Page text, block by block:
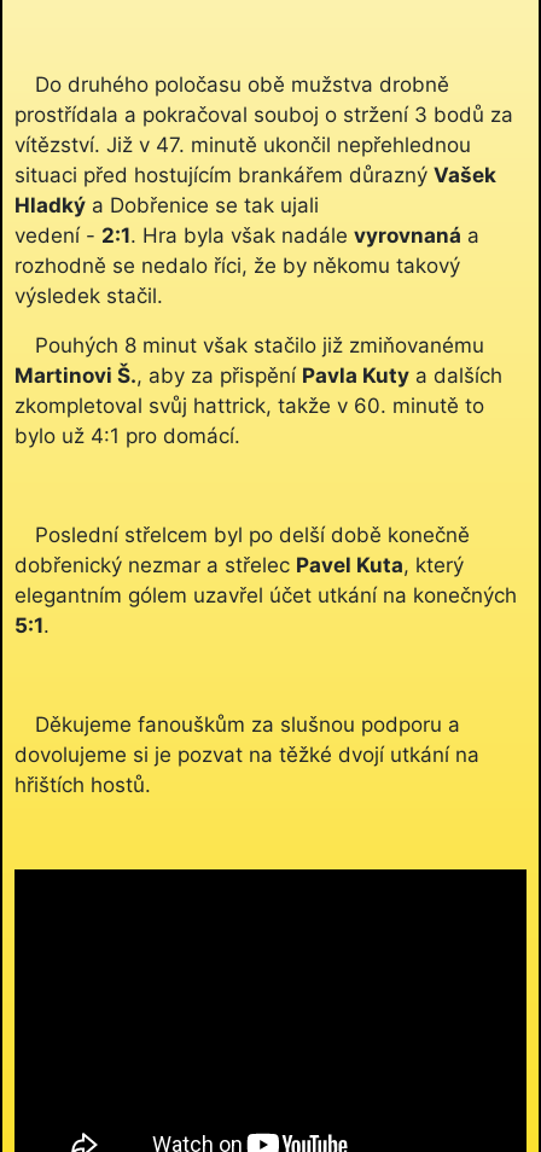
Do druhého poločasu obě mužstva drobně
prostřídala a pokračoval souboj o stržení 3 bodů za
vítězství. Již v 47. minutě ukončil nepřehlednou
situaci před hostujícím brankářem důrazný Vašek
Hladký a Dobřenice se tak ujali
vedení - 2:1. Hra byla však nadále vyrovnaná a
rozhodně se nedalo říci, že by někomu takový
výsledek stačil.
Pouhých 8 minut však stačilo již zmiňovanému
Martinovi Š., aby za přispění Pavla Kuty a dalších
zkompletoval svůj hattrick, takže v 60. minutě to
bylo už 4:1 pro domácí.
Poslední střelcem byl po delší době konečně
dobřenický nezmar a střelec Pavel Kuta, který
elegantním gólem uzavřel účet utkání na konečných
5:1.
Děkujeme fanouškům za slušnou podporu a
dovolujeme si je pozvat na těžké dvojí utkání na
hřištích hostů.